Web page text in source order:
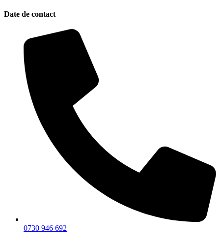
Date de contact
0730 946 692